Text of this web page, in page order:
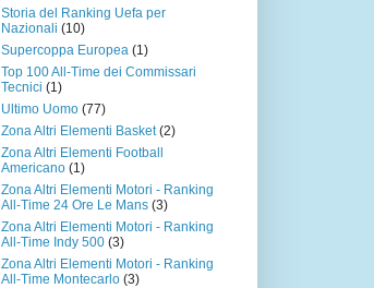
Storia del Ranking Uefa per
Nazionali (10)
Supercoppa Europea (1)
Top 100 All-Time dei Commissari
Tecnici (1)
Ultimo Uomo (77)
Zona Altri Elementi Basket (2)
Zona Altri Elementi Football
Americano (1)
Zona Altri Elementi Motori - Ranking
All-Time 24 Ore Le Mans (3)
Zona Altri Elementi Motori - Ranking
All-Time Indy 500 (3)
Zona Altri Elementi Motori - Ranking
All-Time Montecarlo (3)